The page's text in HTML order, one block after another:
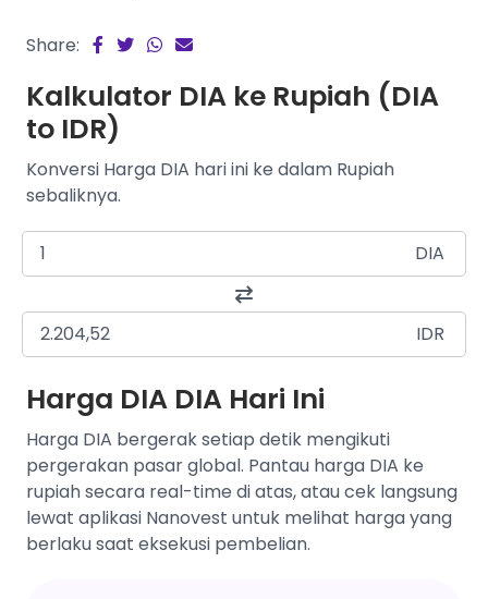
Share:
Kalkulator DIA ke Rupiah (DIA
to IDR)
Konversi Harga DIA hari ini ke dalam Rupiah
sebaliknya.
DIA
IDR
Harga DIA DIA Hari Ini
Harga DIA bergerak setiap detik mengikuti
pergerakan pasar global. Pantau harga DIA ke
rupiah secara real-time di atas, atau cek langsung
lewat aplikasi Nanovest untuk melihat harga yang
berlaku saat eksekusi pembelian.